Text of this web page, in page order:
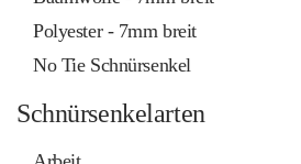
Polyester - 7mm breit
No Tie Schnürsenkel
Schnürsenkelarten